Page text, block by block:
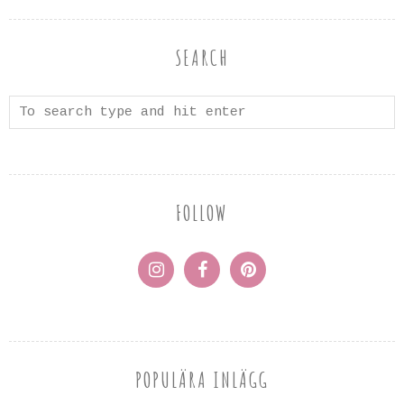
SEARCH
FOLLOW
POPULÄRA INLÄGG